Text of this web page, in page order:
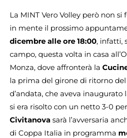
La MINT Vero Volley però non
in mente il prossimo
dicembre alle ore 18:00, infatti,
campo, questa volta in casa
Monza, dove affronterà la
la prima del girone di ritorno
d’andata, che aveva inaugurato
si era risolto con un netto 3-0
Civitanova sarà l’avversaria
di Coppa Italia in programma